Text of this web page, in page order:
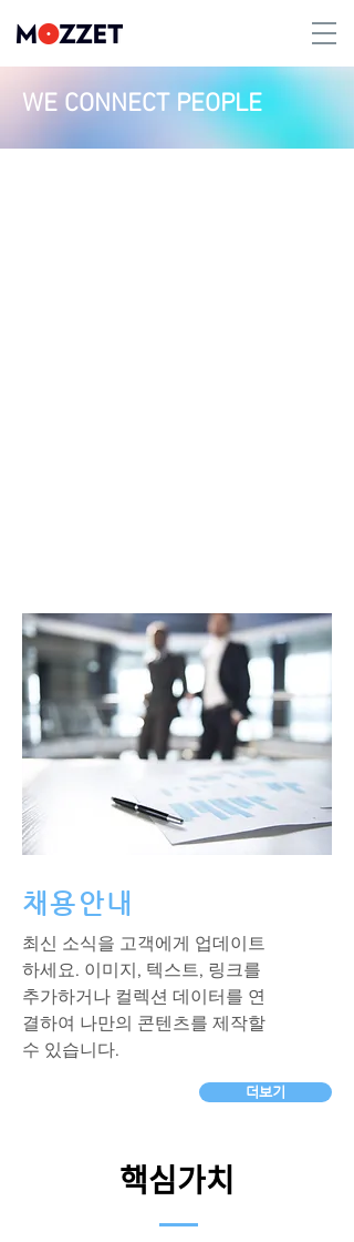
WE CONNECT PEOPLE
채용안내
최신 소식을 고객에게 업데이트
하세요. 이미지, 텍스트, 링크를
추가하거나 컬렉션 데이터를 연
결하여 나만의 콘텐츠를 제작할
수 있습니다.
더보기
핵심가치